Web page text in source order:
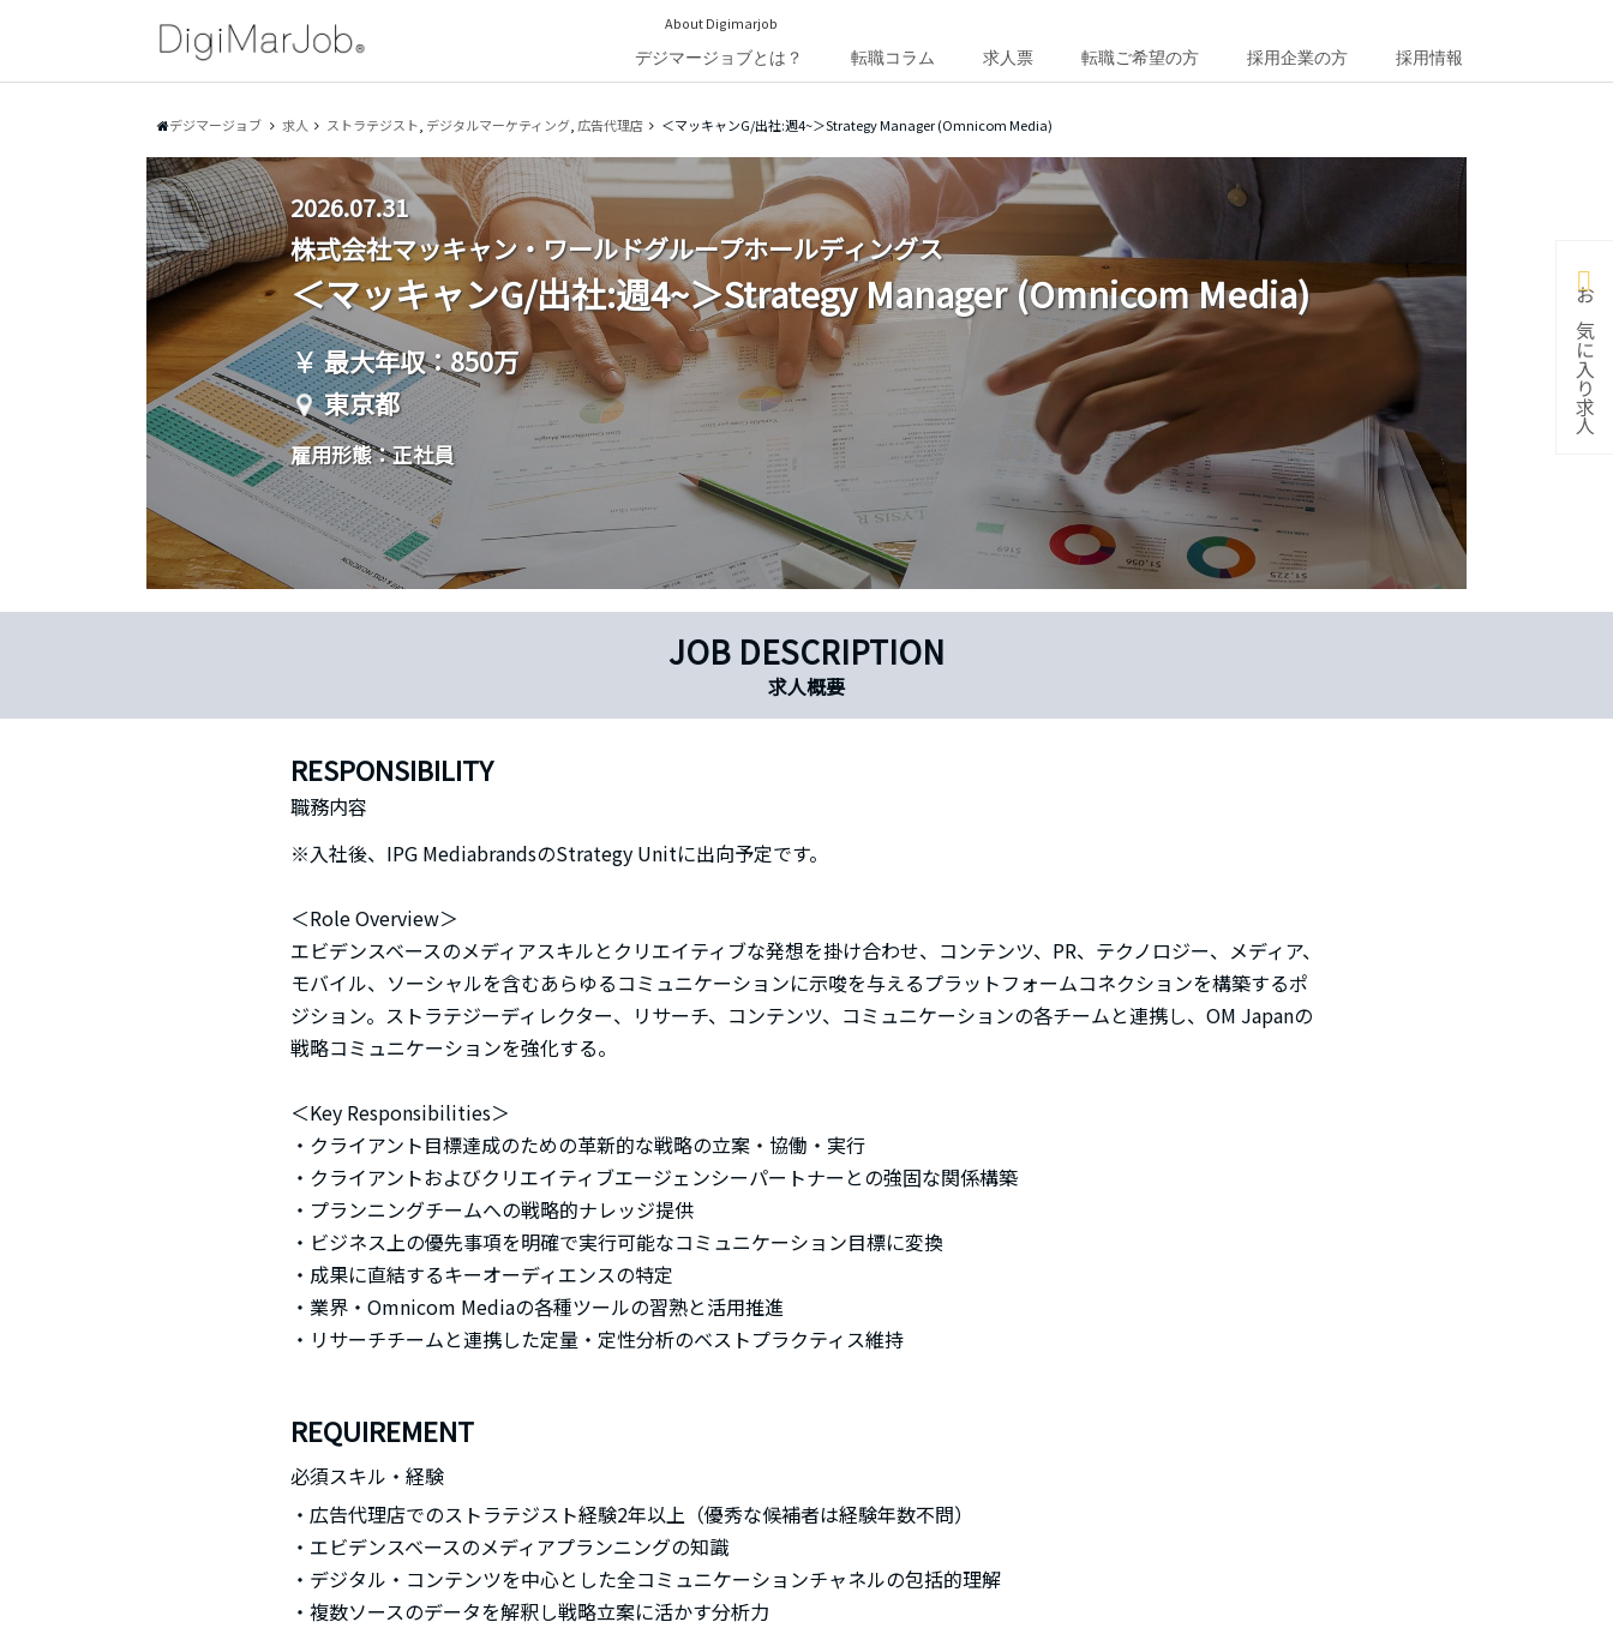
About Digimarjob
デジマージョブとは？
転職コラム 求人票 転職ご希望の方 採用企業の方 採用情報
デジマージョブ 求人 ストラテジスト デジタルマーケティング, 広告代理店 ＜マッキャンG/出社:週4~＞Strategy Manager (Omnicom Media)
2026.07.31
株式会社マッキャン・ワールドグループホールディングス
＜マッキャンG/出社:週4~＞Strategy Manager (Omnicom Media)
最大年収：850万
東京都
雇用形態：正社員
JOB DESCRIPTION
求人概要
RESPONSIBILITY
職務内容
※入社後、IPG MediabrandsのStrategy Unitに出向予定です。
＜Role Overview＞
エビデンスベースのメディアスキルとクリエイティブな発想を掛け合わせ、コンテンツ、PR、テクノロジー、メディア、
モバイル、ソーシャルを含むあらゆるコミュニケーションに示唆を与えるプラットフォームコネクションを構築するポ
ジション。ストラテジーディレクター、リサーチ、コンテンツ、コミュニケーションの各チームと連携し、OM Japanの
戦略コミュニケーションを強化する。
＜Key Responsibilities＞
・クライアント目標達成のための革新的な戦略の立案・協働・実行
・クライアントおよびクリエイティブエージェンシーパートナーとの強固な関係構築
・プランニングチームへの戦略的ナレッジ提供
・ビジネス上の優先事項を明確で実行可能なコミュニケーション目標に変換
・成果に直結するキーオーディエンスの特定
・業界・Omnicom Mediaの各種ツールの習熟と活用推進
・リサーチチームと連携した定量・定性分析のベストプラクティス維持
REQUIREMENT
必須スキル・経験
・広告代理店でのストラテジスト経験2年以上（優秀な候補者は経験年数不問）
・エビデンスベースのメディアプランニングの知識
・デジタル・コンテンツを中心とした全コミュニケーションチャネルの包括的理解
・複数ソースのデータを解釈し戦略立案に活かす分析力
お気に入り求人